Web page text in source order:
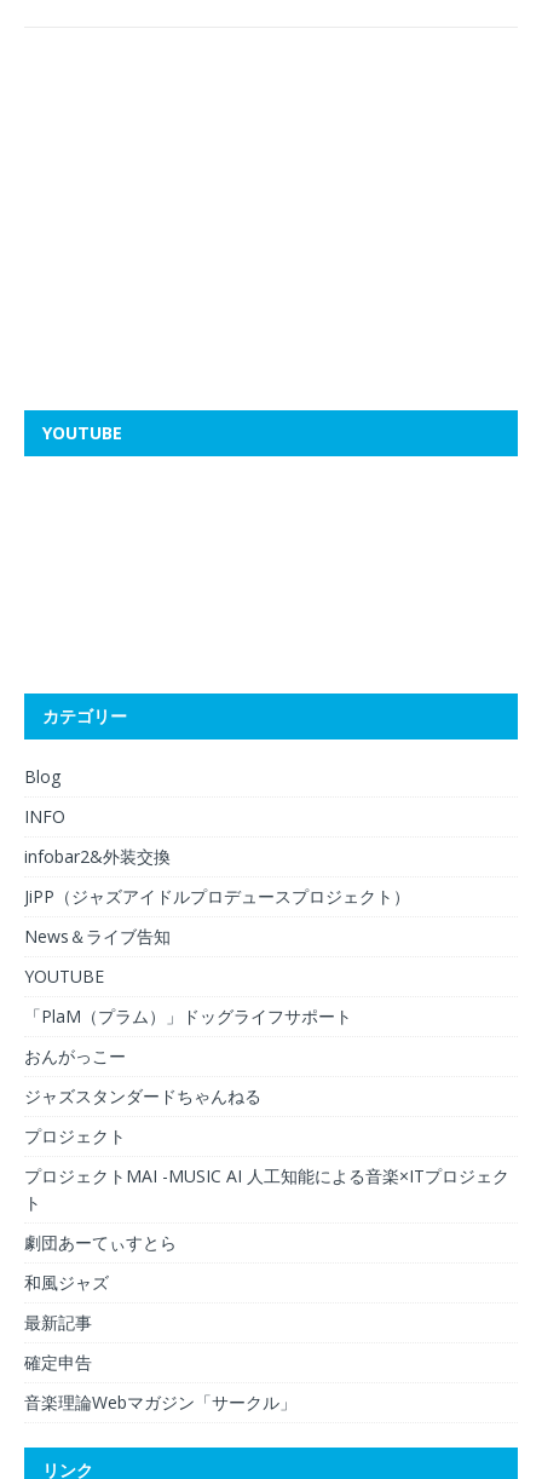
YOUTUBE
カテゴリー
Blog
INFO
infobar2&外装交換
JiPP（ジャズアイドルプロデュースプロジェクト）
News＆ライブ告知
YOUTUBE
「PlaM（プラム）」ドッグライフサポート
おんがっこー
ジャズスタンダードちゃんねる
プロジェクト
プロジェクトMAI -MUSIC AI 人工知能による音楽×ITプロジェク
ト
劇団あーてぃすとら
和風ジャズ
最新記事
確定申告
音楽理論Webマガジン「サークル」
リンク